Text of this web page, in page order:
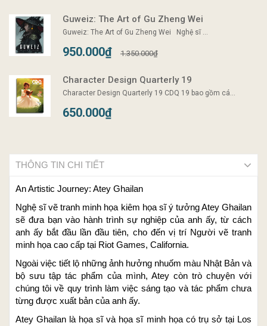
Guweiz: The Art of Gu Zheng Wei
Guweiz: The Art of Gu Zheng Wei Nghệ sĩ ...
950.000₫ 1.350.000₫
Character Design Quarterly 19
Character Design Quarterly 19 CDQ 19 bao gồm cá...
650.000₫
THÔNG TIN CHI TIẾT
An Artistic Journey: Atey Ghailan
Nghệ sĩ vẽ tranh minh họa kiêm họa sĩ ý tưởng Atey Ghailan
sẽ đưa bạn vào hành trình sự nghiệp của anh ấy, từ cách
anh ấy bắt đầu lần đầu tiên, cho đến vị trí Người vẽ tranh
minh họa cao cấp tại Riot Games, California.
Ngoài việc tiết lộ những ảnh hưởng nhuốm màu Nhật Bản và
bộ sưu tập tác phẩm của mình, Atey còn trò chuyện với
chúng tôi về quy trình làm việc sáng tạo và tác phẩm chưa
từng được xuất bản của anh ấy.
Atey Ghailan là họa sĩ và họa sĩ minh họa có trụ sở tại Los